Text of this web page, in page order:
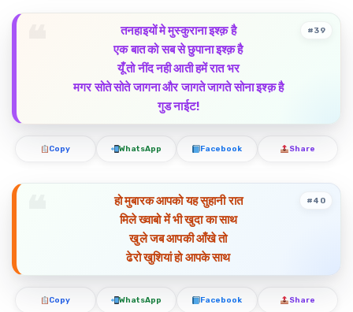
तनहाइयों मे मुस्कुराना इश्क़ है
एक बात को सब से छुपाना इश्क़ है
यूँ तो नींद नही आती हमें रात भर
मगर सोते सोते जागना और जागते जागते सोना इश्क़ है
गुड नाईट!
#39
Copy WhatsApp Facebook Share
हो मुबारक आपको यह सुहानी रात
मिले ख्वाबो में भी खुदा का साथ
खुले जब आपकी आँखे तो
ढेरो खुशियां हो आपके साथ
#40
Copy WhatsApp Facebook Share